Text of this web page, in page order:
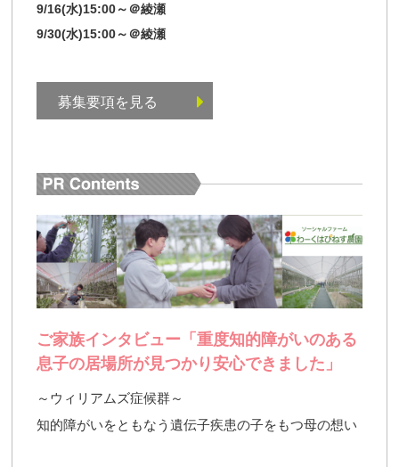
9/16(水)15:00～＠綾瀬
9/30(水)15:00～＠綾瀬
募集要項を見る
ご家族インタビュー「重度知的障がいのある
息子の居場所が見つかり安心できました」
～ウィリアムズ症候群～
知的障がいをともなう遺伝子疾患の子をもつ母の想い